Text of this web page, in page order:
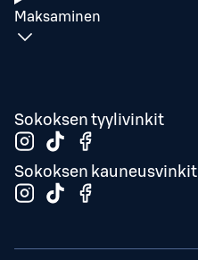
Maksaminen
Sokoksen tyylivinkit
Sokoksen kauneusvinkit